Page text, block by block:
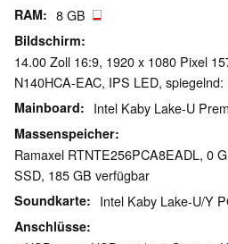
RAM 8 GB
Bildschirm
14.00 Zoll 16:9, 1920 x 1080 Pixel
N140HCA-EAC, IPS LED, spiegelnd:
Mainboard Intel Kaby Lake-U
Massenspeicher
Ramaxel RTNTE256PCA8EADL, 0
SSD, 185 GB verfügbar
Soundkarte Intel Kaby Lake-U/Y
Anschlüsse